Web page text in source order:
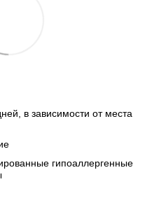
в зависимости от места
гипоаллергенные